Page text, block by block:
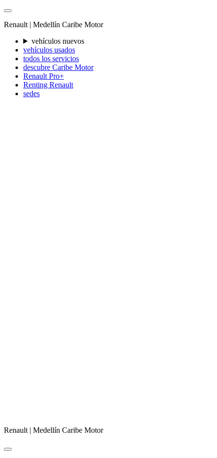
Renault | Medellín Caribe Motor
vehículos nuevos
vehículos usados
todos los servicios
descubre Caribe Motor
Renault Pro+
Renting Renault
sedes
Renault | Medellín Caribe Motor